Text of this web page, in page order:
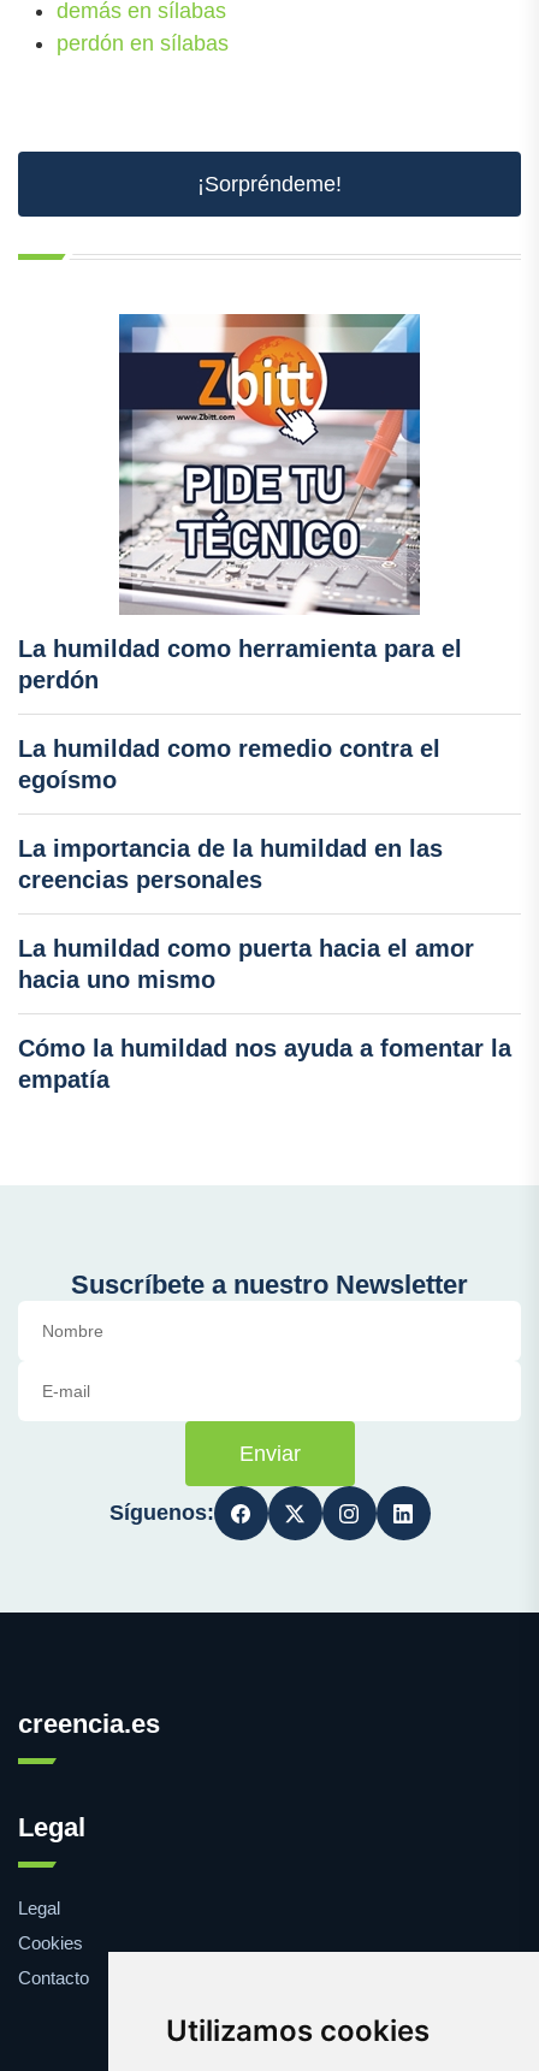
Utilizamos cookies
demás en sílabas
perdón en sílabas
¡Sorpréndeme!
La humildad como herramienta para el
perdón
La humildad como remedio contra el
egoísmo
La importancia de la humildad en las
creencias personales
La humildad como puerta hacia el amor
hacia uno mismo
Cómo la humildad nos ayuda a fomentar la
empatía
Suscríbete a nuestro Newsletter
Enviar
Síguenos:
creencia.es
Legal
Legal
Cookies
Contacto